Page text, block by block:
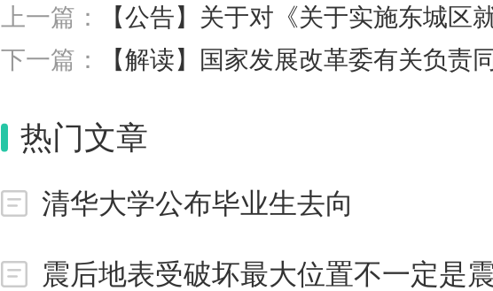
达到国际先进水平。
泛推行产品绿色设计，深入推进行业清
积极推进全社会绿色消费。要加快提升
平，突出抓好工业资源循环高效利用，
上一篇：
【公告】关于对《关于实施东城区就业见习补贴政策的通知（征求意见稿）》公
下一篇：
【解读】国家发展改革委有关负责同志就《循环经济发展“十五五”
热门文章
清华大学公布毕业生去向
震后地表受破坏最大位置不一定是